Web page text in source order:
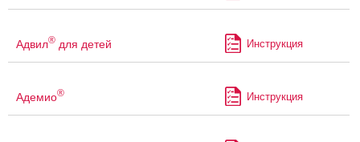
Адвил® для детей Инструкция
Адемио® Инструкция